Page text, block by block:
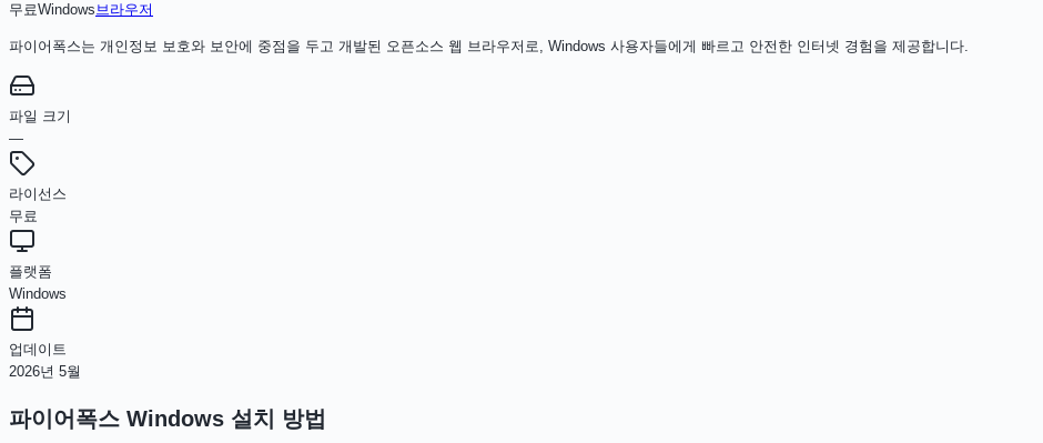
무료Windows브라우저
파이어폭스는 개인정보 보호와 보안에 중점을 두고 개발된 오픈소스 웹 브라우저로, Windows 사용자들에게 빠르고 안전한 인터넷 경험을 제공합니다.
파일 크기
—
라이선스
무료
플랫폼
Windows
업데이트
2026년 5월
파이어폭스 Windows 설치 방법